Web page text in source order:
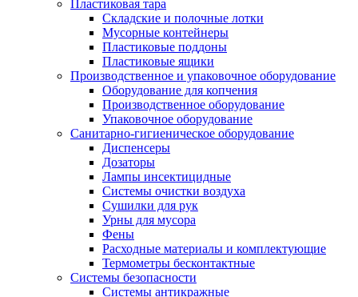
Пластиковая тара
Складские и полочные лотки
Мусорные контейнеры
Пластиковые поддоны
Пластиковые ящики
Производственное и упаковочное оборудование
Оборудование для копчения
Производственное оборудование
Упаковочное оборудование
Санитарно-гигиеническое оборудование
Диспенсеры
Дозаторы
Лампы инсектицидные
Системы очистки воздуха
Сушилки для рук
Урны для мусора
Фены
Расходные материалы и комплектующие
Термометры бесконтактные
Системы безопасности
Системы антикражные